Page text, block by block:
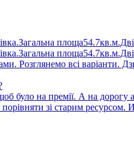
Розглянемо всі варіанти.
було на премії. А на дорогу
зi старим ресурсом.